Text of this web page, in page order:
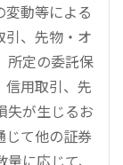
動等による
引、先物・オ
所定の委託保
信用取引、先
失が生じるお
じて他の証券